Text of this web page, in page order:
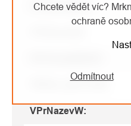
Chcete vědět víc?
ochraně
Odmítnout
VPrNovaBarv:
VPrNazevW: